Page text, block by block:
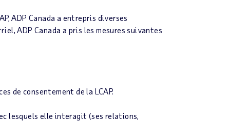
ADP Canada a entrepris diverses
ADP Canada a pris les mesures suivantes
de consentement de la LCAP.
lesquels elle interagit (ses relations,